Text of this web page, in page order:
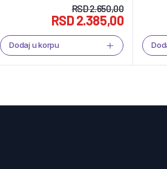
RSD2.650,00
RSD2.385,00
Dodaj u korpu